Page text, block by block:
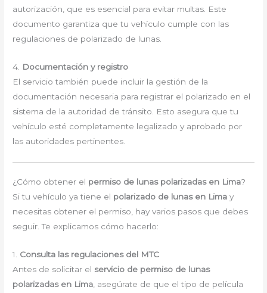
autorización, que es esencial para evitar multas. Este
documento garantiza que tu vehículo cumple con las
regulaciones de polarizado de lunas.
4. Documentación y registro
El servicio también puede incluir la gestión de la
documentación necesaria para registrar el polarizado en el
sistema de la autoridad de tránsito. Esto asegura que tu
vehículo esté completamente legalizado y aprobado por
las autoridades pertinentes.
¿Cómo obtener el permiso de lunas polarizadas en Lima?
Si tu vehículo ya tiene el polarizado de lunas en Lima y
necesitas obtener el permiso, hay varios pasos que debes
seguir. Te explicamos cómo hacerlo:
1. Consulta las regulaciones del MTC
Antes de solicitar el servicio de permiso de lunas
polarizadas en Lima, asegúrate de que el tipo de película